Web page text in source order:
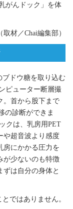
がんドック」を体
（取材／Chai編集部）
ブドウ糖を取り込む
ピューター断層撮
。首から股下まで
の診断ができま
クは、乳房用PET
や超音波より感度
房にかかる圧力を
が少ないのも特徴
は自分の身体と
ではありません。